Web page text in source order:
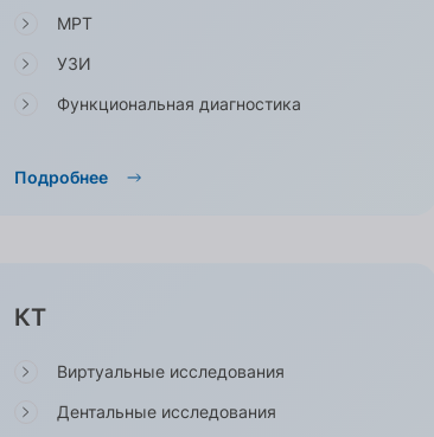
МРТ
УЗИ
Функциональная диагностика
Подробнее
КТ
Виртуальные исследования
Дентальные исследования